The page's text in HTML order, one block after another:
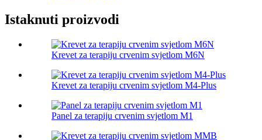
Istaknuti proizvodi
Krevet za terapiju crvenim svjetlom M6N
Krevet za terapiju crvenim svjetlom M4-Plus
Panel za terapiju crvenim svjetlom M1